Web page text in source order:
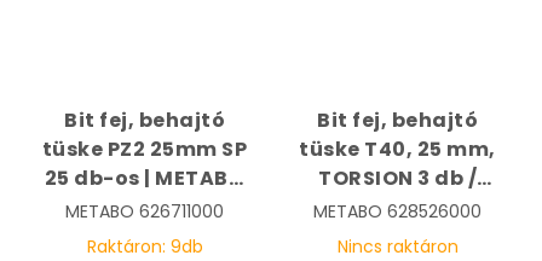
Bit fej, behajtó
tüske PZ2 25mm SP
25 db-os | METABO
626711000
METABO 626711000
Raktáron: 9db
Bit fej, behajtó
tüske T40, 25 mm,
TORSION 3 db /
csomag | METABO
628526000
METABO 628526000
Nincs raktáron